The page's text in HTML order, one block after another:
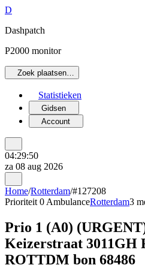
D
Dashpatch
P2000 monitor
Zoek plaatsen…
Statistieken
Gidsen
Account
04:29:50
za 08 aug 2026
Home/Rotterdam/#127208
Prioriteit 0 AmbulanceRotterdam3
Prio 1 (A0)
Keizerstraat 3011GH
ROTTDM bon 68486